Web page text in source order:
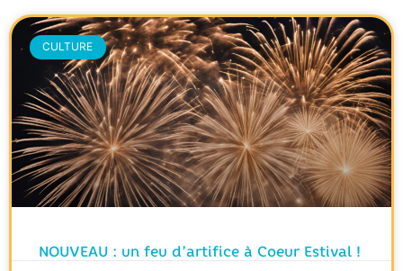
CULTURE
NOUVEAU : un feu d’artifice à Coeur Estival !